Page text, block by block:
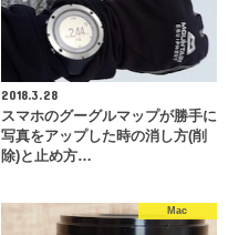
2018.3.28
スマホのグーグルマップが勝手に
写真をアップした時の消し方(削
除)と止め方…
Mac